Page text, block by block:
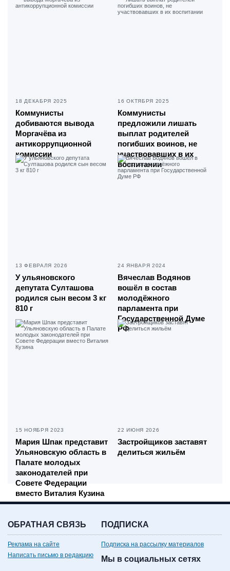
18 ДЕКАБРЯ 2025
Коммунисты
добиваются вывода
Моргачёва из
антикоррупционной
комиссии
16 ОКТЯБРЯ 2025
Коммунисты
предложили лишать
выплат родителей
погибших воинов, не
участвовавших в их
воспитании
13 ФЕВРАЛЯ 2026
У ульяновского
депутата Султашова
родился сын весом 3 кг
810 г
24 ЯНВАРЯ 2024
Вячеслав Водянов
вошёл в состав
молодёжного
парламента при
Государственной Думе
РФ
15 НОЯБРЯ 2023
Мария Шпак представит
Ульяновскую область в
Палате молодых
законодателей при
Совете Федерации
вместо Виталия Кузина
22 ИЮНЯ 2026
Застройщиков заставят
делиться жильём
ОБРАТНАЯ СВЯЗЬ
Реклама на сайте
Написать письмо в редакцию
ПОДПИСКА
Подписка на рассылку материалов
Мы в социальных сетях